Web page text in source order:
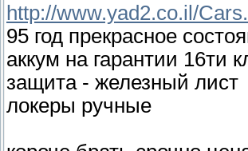
http://www.yad2.co.il/
95 год прекрасное
аккум на гарантии 16ти
защита - железный лист
локеры ручные